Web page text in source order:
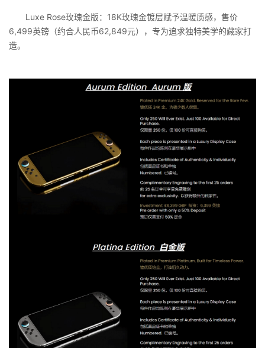
Luxe Rose玫瑰金版：18K玫瑰金镀层赋予温暖质感，售价
6,499英镑（约合人民币62,849元），专为追求独特美学的藏家打
造。